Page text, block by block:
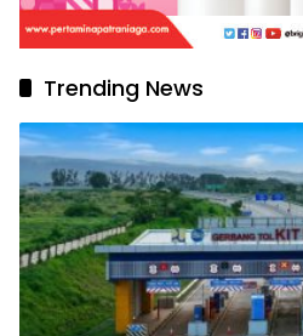
Trending News